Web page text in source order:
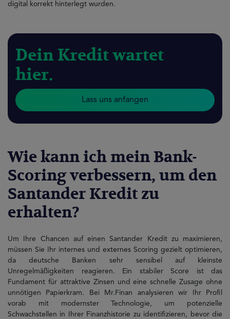
digital korrekt hinterlegt wurden.
Dein Kredit wartet
hier.
Lass uns anfangen
Wie kann ich mein Bank-
Scoring verbessern, um den
Santander Kredit zu
erhalten?
Um Ihre Chancen auf einen Santander Kredit zu maximieren,
müssen Sie Ihr internes und externes Scoring gezielt optimieren,
da deutsche Banken sehr sensibel auf kleinste
Unregelmäßigkeiten reagieren. Ein stabiler Score ist das
Fundament für attraktive Zinsen und eine schnelle Zusage ohne
unnötigen Papierkram. Bei Mr.Finan analysieren wir Ihr Profil
vorab mit modernster Technologie, um potenzielle
Schwachstellen in Ihrer Finanzhistorie zu identifizieren, bevor die